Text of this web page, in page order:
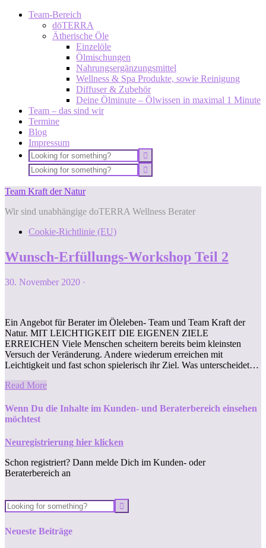
Team-Bereich
dōTERRA
Ätherische Öle
Einzelöle
Ölmischungen
Nahrungsergänzungsmittel
Wellness & Spa Produkte, sowie Reinigung
Diffuser & Zubehör
Deine Ölminute – Ölwissen in maximal 1 Minute
Team – das sind wir
Termine
Blog
Impressum
Team Kraft der Natur
Wir sind unabhängige doTERRA Wellness Berater
Cookie-Richtlinie (EU)
Wunsch-Erfüllungs-Workshop Teil 2
30. November 2020 ·
Ein Angebot für Berater im Öleleben- Team und Team Kraft der
Natur. MIT LEICHTIGKEIT DIE EIGENEN ZIELE
ERREICHEN Viele Menschen scheitern bereits beim kleinsten
Versuch der Veränderung. Andere wiederum erreichen mit
Leichtigkeit und fast schon spielerisch ihr Ziel. Was unterscheidet…
Read More
Wenn Du die Inhalte im Kunden- und Beraterbereich einsehen
möchtest
Neuregistrierung hier klicken
Schon registriert? Dann melde Dich im Kunden- oder
Beraterbereich an
Neueste Beiträge